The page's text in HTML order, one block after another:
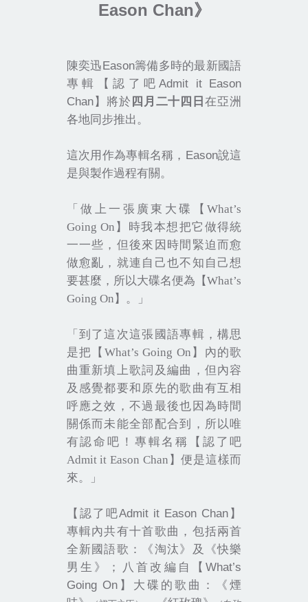
Eason Chan》
陳奕迅Eason籌備多時的最新國語
專輯【認了吧Admit it Eason
Chan】將於 四月二十四日在亞洲
各地同步推出。
這次用作為專輯名稱， Eason說這
是與製作過程有關。
「做上一張廣東大碟【What’s
Going On 】時我本想把它做得統
一一些，但後來因時間緊迫而愈
做愈亂，就連自己也不知自己想
要甚麼，所以大碟名便為【What’s
Going On 】。」
「到了這次這張國語專輯，構思
是把【 What’s Going On 】內的歌
曲重新填上歌詞及編曲，但內容
及感覺都要和原先的歌曲有互相
呼應之效，不過最後也因為時間
關係而未能全部配合到，所以唯
有認命吧！專輯名稱
【認了吧
Admit it Eason Chan 】便是這樣而
來。」
【認了吧Admit it Eason Chan 】
專輯內共有十首歌曲，包括兩首
全新國語歌：《淘汰》及
《快樂
男生 》 ；八首改編自 【What’s
Going On】 大碟的歌曲： 《煙